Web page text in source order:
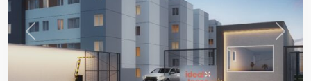
Previous Next